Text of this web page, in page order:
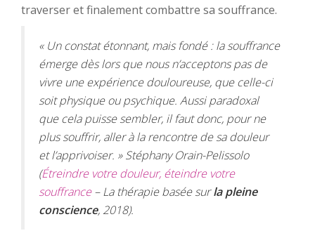
traverser et finalement combattre sa souffrance.
« Un constat étonnant, mais fondé : la souffrance
émerge dès lors que nous n’acceptons pas de
vivre une expérience douloureuse, que celle-ci
soit physique ou psychique. Aussi paradoxal
que cela puisse sembler, il faut donc, pour ne
plus souffrir, aller à la rencontre de sa douleur
et l’apprivoiser. » Stéphany Orain-Pelissolo
(Étreindre votre douleur, éteindre votre
souffrance– La thérapie basée surla pleine
conscience, 2018).